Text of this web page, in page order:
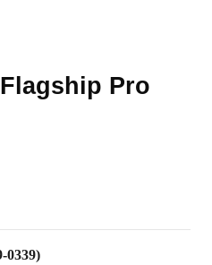
Pro
0339)